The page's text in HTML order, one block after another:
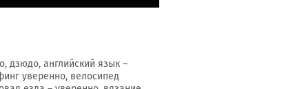
дзюдо, английский язык –
уверенно, велосипед